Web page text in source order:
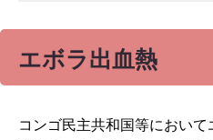
エボラ出血熱
コンゴ民主共和国等におい